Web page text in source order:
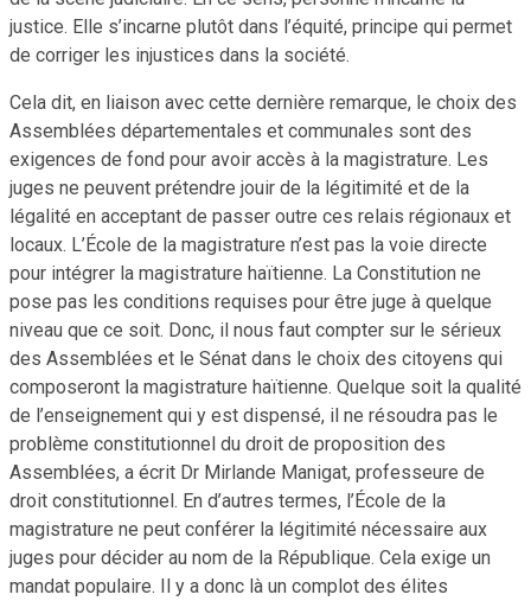
justice. Elle s’incarne plutôt dans l’équité, principe qui permet
de corriger les injustices dans la société.
Cela dit, en liaison avec cette dernière remarque, le choix des
Assemblées départementales et communales sont des
exigences de fond pour avoir accès à la magistrature. Les
juges ne peuvent prétendre jouir de la légitimité et de la
légalité en acceptant de passer outre ces relais régionaux et
locaux. L’École de la magistrature n’est pas la voie directe
pour intégrer la magistrature haïtienne. La Constitution ne
pose pas les conditions requises pour être juge à quelque
niveau que ce soit. Donc, il nous faut compter sur le sérieux
des Assemblées et le Sénat dans le choix des citoyens qui
composeront la magistrature haïtienne. Quelque soit la qualité
de l’enseignement qui y est dispensé, il ne résoudra pas le
problème constitutionnel du droit de proposition des
Assemblées, a écrit Dr Mirlande Manigat, professeure de
droit constitutionnel. En d’autres termes, l’École de la
magistrature ne peut conférer la légitimité nécessaire aux
juges pour décider au nom de la République. Cela exige un
mandat populaire. Il y a donc là un complot des élites